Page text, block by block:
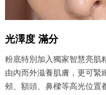
光澤度 滿分
粉底特別加入獨家智慧亮肌
由內而外滋養肌膚，更可緊
頰、額頭、鼻樑等高光位置